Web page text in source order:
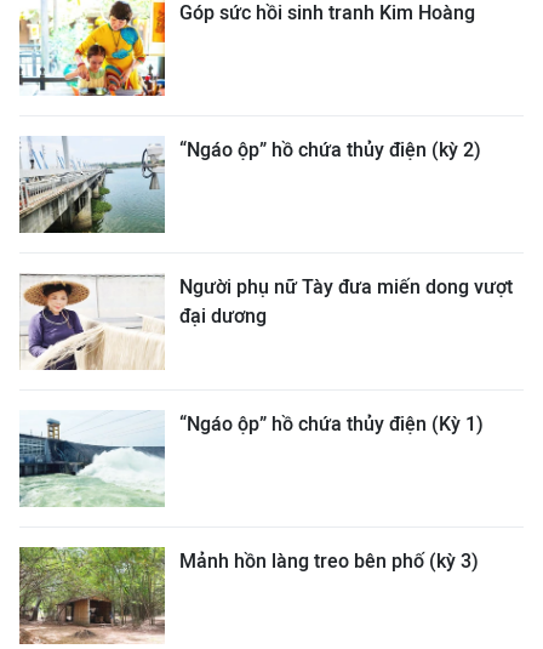
Góp sức hồi sinh tranh Kim Hoàng
“Ngáo ộp” hồ chứa thủy điện (kỳ 2)
Người phụ nữ Tày đưa miến dong vượt
đại dương
“Ngáo ộp” hồ chứa thủy điện (Kỳ 1)
Mảnh hồn làng treo bên phố (kỳ 3)